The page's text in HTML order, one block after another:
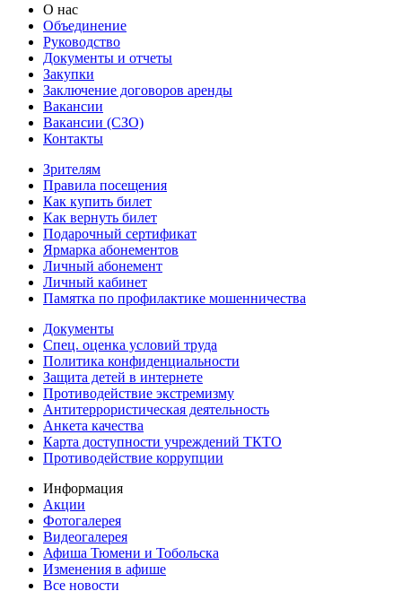
О нас
Объединение
Руководство
Документы и отчеты
Закупки
Заключение договоров аренды
Вакансии
Вакансии (СЗО)
Контакты
Зрителям
Правила посещения
Как купить билет
Как вернуть билет
Подарочный сертификат
Ярмарка абонементов
Личный абонемент
Личный кабинет
Памятка по профилактике мошенничества
Документы
Спец. оценка условий труда
Политика конфиденциальности
Защита детей в интернете
Противодействие экстремизму
Антитеррористическая деятельность
Анкета качества
Карта доступности учреждений ТКТО
Противодействие коррупции
Информация
Акции
Фотогалерея
Видеогалерея
Афиша Тюмени и Тобольска
Изменения в афише
Все новости